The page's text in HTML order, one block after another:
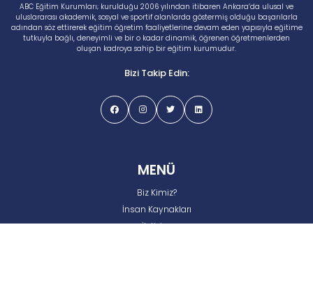
ABC Eğitim Kurumları; kurulduğu 2006 yılından itibaren Ankara’da ulusal ve
uluslararası akademik, sosyal ve sportif alanlarda göstermiş olduğu başarılarla
adından söz ettirerek eğitim öğretim faaliyetlerine devam eden yapısıyla eğitime
tutkuyla bağlı, deneyimli ve bir o kadar dinamik, öğrenen öğretmenlerden
oluşan kadroya sahip bir eğitim kurumudur.
Bizi Takip Edin:
MENÜ
Biz Kimiz?
İnsan Kaynakları
İletişim